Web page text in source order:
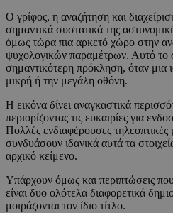
Ο γρίφος, η αναζήτηση και
σημαντικά συστατικά της
όμως τώρα πια αρκετό χώρο στην
ψυχολογικών παραμέτρων. Αυτό το
σημαντικότερη πρόκληση, όταν μια
μικρή ή την μεγάλη οθόνη.
Η εικόνα δίνει αναγκαστικά
περιορίζοντας τις ευκαιρίες για
Πολλές ενδιαφέρουσες
συνδυάσουν ιδανικά αυτά τα
αρχικό κείμενο.
Υπάρχουν όμως και περιπτώσεις
είναι δυο ολότελα διαφορετικά
μοιράζονται τον ίδιο τίτλο.